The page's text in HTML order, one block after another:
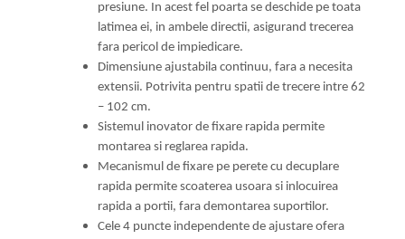
presiune. In acest fel poarta se deschide pe toata
latimea ei, in ambele directii, asigurand trecerea
fara pericol de impiedicare.
Dimensiune ajustabila continuu, fara a necesita
extensii. Potrivita pentru spatii de trecere intre 62
– 102 cm.
Sistemul inovator de fixare rapida permite
montarea si reglarea rapida.
Mecanismul de fixare pe perete cu decuplare
rapida permite scoaterea usoara si inlocuirea
rapida a portii, fara demontarea suportilor.
Cele 4 puncte independente de ajustare ofera